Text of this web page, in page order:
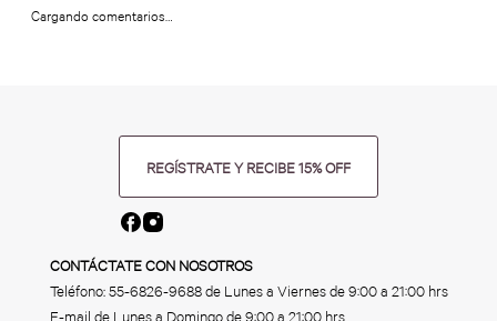
Cargando comentarios…
REGÍSTRATE Y RECIBE 15% OFF
CONTÁCTATE CON NOSOTROS
Teléfono:55-6826-9688de Lunes a Viernes de 9:00 a 21:00 hrs